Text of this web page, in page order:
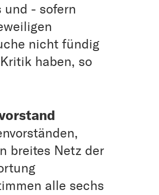
und - sofern
nicht fündig
haben, so
breites Netz der
alle sechs